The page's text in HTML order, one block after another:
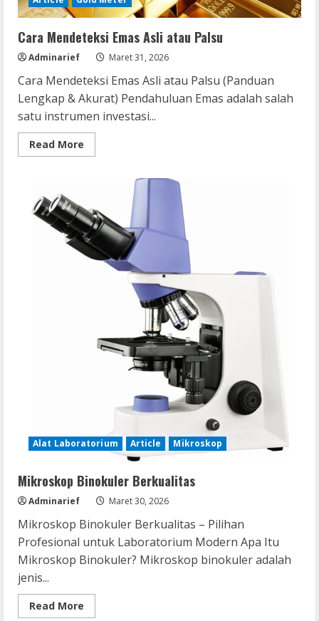
Cara Mendeteksi Emas Asli atau Palsu
Adminarief Maret 31, 2026
Cara Mendeteksi Emas Asli atau Palsu (Panduan
Lengkap & Akurat) Pendahuluan Emas adalah salah
satu instrumen investasi...
Read More
more
Mendeteksi
atau
Palsu
Alat Laboratorium Article Mikroskop
Mikroskop Binokuler Berkualitas
Adminarief Maret 30, 2026
Mikroskop Binokuler Berkualitas – Pilihan
Profesional untuk Laboratorium Modern Apa Itu
Mikroskop Binokuler? Mikroskop binokuler adalah
jenis...
Read More
more